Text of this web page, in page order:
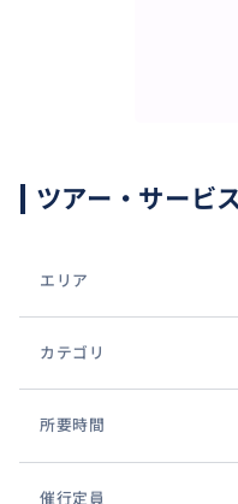
なかなか取れない脚の
ツアー・サービ
エリア
カテゴリ
所要時間
催行定員